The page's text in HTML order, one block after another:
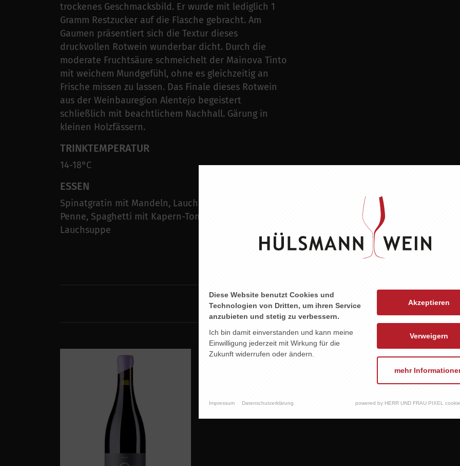
trockenes Geschmacksbild. Er wurde mit lediglich 1
Gramm Restzucker auf die Flasche gebracht. Am
Gaumen präsentiert sich die Textur dieses
druckvollen Rotwein wunderbar dicht. Durch die
moderate Fruchtsäure schmeichelt der Mainova Tinto
mit weichem Mundgefühl, ohne es gleichzeitig an
Frische missen zu lassen. Das Finale dieses Rotwein
aus der Weinbauregion Alentejo begeistert
schließlich mit beachtlichem Nachhall. Gärung in
kleinen Holzfässern.
TRINKTEMPERATUR
14-18°C
ESSEN
Spinatgratin mit Mandeln, Lauch-Tortilla oder Rucola-
Penne, Spaghetti mit Kapern-Tomaten-Sauce oder
Lauchsuppe
ZU DIESEM PRODUKT PASST ...
Diese Website benutzt Cookies und
Technologien von Dritten, um ihren Service
anzubieten und stetig zu verbessern.
Ich bin damit einverstanden und kann meine
Einwilligung jederzeit mit Wirkung für die
Zukunft widerrufen oder ändern.
Akzeptieren
Verweigern
mehr
Impressum Datenschutzerklärung powered by HERR UND FRAU PIXEL